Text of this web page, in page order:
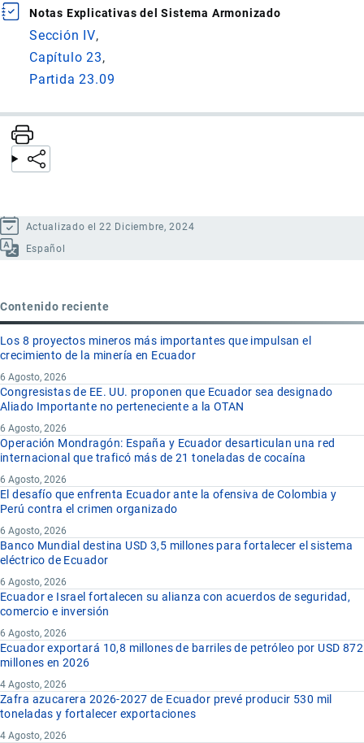
Notas Explicativas del Sistema Armonizado
Sección IV
Capítulo 23
Partida 23.09
Actualizado el 22 Diciembre, 2024
Español
Contenido reciente
Los 8 proyectos mineros más importantes que impulsan el
crecimiento de la minería en Ecuador
6 Agosto, 2026
Congresistas de EE. UU. proponen que Ecuador sea designado
Aliado Importante no perteneciente a la OTAN
6 Agosto, 2026
Operación Mondragón: España y Ecuador desarticulan una red
internacional que traficó más de 21 toneladas de cocaína
6 Agosto, 2026
El desafío que enfrenta Ecuador ante la ofensiva de Colombia y
Perú contra el crimen organizado
6 Agosto, 2026
Banco Mundial destina USD 3,5 millones para fortalecer el sistema
eléctrico de Ecuador
6 Agosto, 2026
Ecuador e Israel fortalecen su alianza con acuerdos de seguridad,
comercio e inversión
6 Agosto, 2026
Ecuador exportará 10,8 millones de barriles de petróleo por USD 872
millones en 2026
4 Agosto, 2026
Zafra azucarera 2026-2027 de Ecuador prevé producir 530 mil
toneladas y fortalecer exportaciones
4 Agosto, 2026